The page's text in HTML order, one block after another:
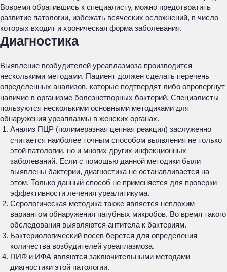
Вовремя обратившись к специалисту, можно предотвратить
развитие патологии, избежать всяческих осложнений, в число
которых входит и хроническая форма заболевания.
Диагностика
Выявление возбудителей уреаплазмоза производится
несколькими методами. Пациент должен сделать перечень
определенных анализов, которые подтвердят либо опровергнут
наличие в организме болезнетворных бактерий. Специалисты
пользуются несколькими основными методиками для
обнаружения уреаплазмы в женских органах.
Анализ ПЦР (полимеразная цепная реакция) заслуженно
считается наиболее точным способом выявления не только
этой патологии, но и многих других инфекционных
заболеваний. Если с помощью данной методики были
выявлены бактерии, диагностика не останавливается на
этом. Только данный способ не применяется для проверки
эффективности лечения уреалитикума.
Серологическая методика также является неплохим
вариантом обнаружения пагубных микробов. Во время такого
обследования выявляются антитела к бактериям.
Бактериологический посев берется для определения
количества возбудителей уреаплазмоза.
ПИФ и ИФА являются заключительными методами
диагностики этой патологии.